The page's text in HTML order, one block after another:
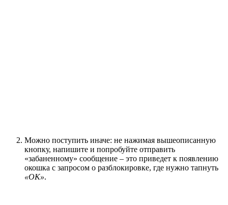
Можно поступить иначе: не нажимая вышеописанную
кнопку, напишите и попробуйте отправить
«забаненному» сообщение – это приведет к появлению
окошка с запросом о разблокировке, где нужно тапнуть
«ОК».